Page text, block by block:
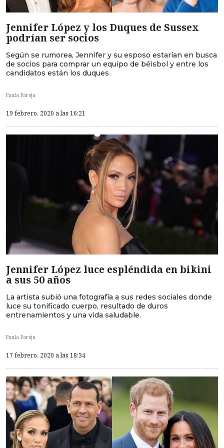
Jennifer López y los Duques de Sussex
podrían ser socios
Según se rumorea, Jennifer y su esposo estarían en busca
de socios para comprar un equipo de béisbol y entre los
candidatos están los duques
Paula Pareja
19 febrero, 2020 a las 16:21
Jennifer López luce espléndida en bikini
a sus 50 años
La artista subió una fotografía a sus redes sociales donde
luce su tonificado cuerpo, resultado de duros
entrenamientos y una vida saludable.
Paula Pareja
17 febrero, 2020 a las 18:34